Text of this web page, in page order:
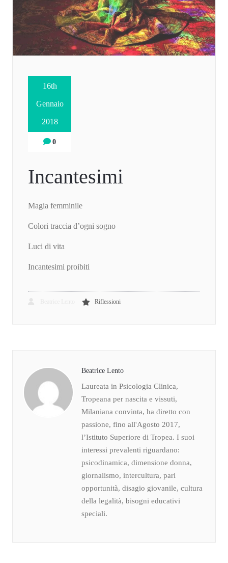
16th
Gennaio
2018
0
Incantesimi
Magia femminile
Colori traccia d’ogni sogno
Luci di vita
Incantesimi proibiti
Riflessioni
Beatrice Lento
Laureata in Psicologia Clinica,
Tropeana per nascita e vissuti,
Milaniana convinta, ha diretto con
passione, fino all'Agosto 2017,
l’Istituto Superiore di Tropea. I suoi
interessi prevalenti riguardano:
psicodinamica, dimensione donna,
giornalismo, intercultura, pari
opportunità, disagio giovanile, cultura
della legalità, bisogni educativi
speciali.